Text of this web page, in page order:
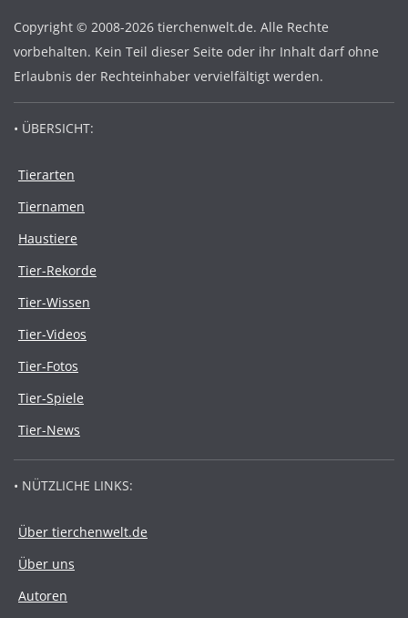
Copyright © 2008-2026 tierchenwelt.de. Alle Rechte
vorbehalten. Kein Teil dieser Seite oder ihr Inhalt darf ohne
Erlaubnis der Rechteinhaber vervielfältigt werden.
• ÜBERSICHT:
Tierarten
Tiernamen
Haustiere
Tier-Rekorde
Tier-Wissen
Tier-Videos
Tier-Fotos
Tier-Spiele
Tier-News
• NÜTZLICHE LINKS:
Über tierchenwelt.de
Über uns
Autoren